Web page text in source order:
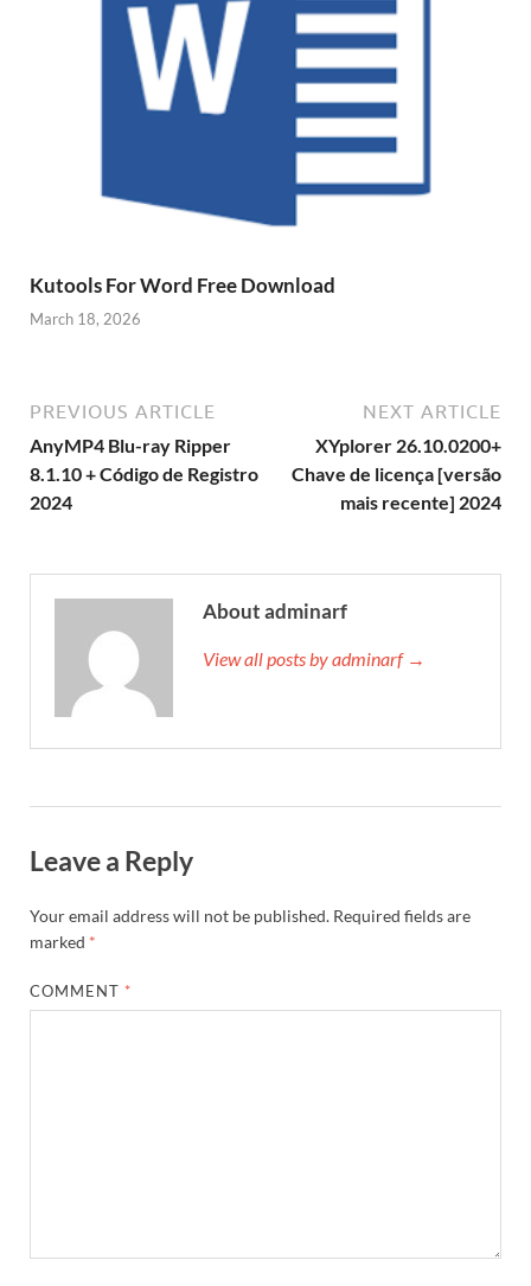
Kutools For Word Free Download
March 18, 2026
PREVIOUS ARTICLE
AnyMP4 Blu-ray Ripper
8.1.10 + Código de Registro
2024
NEXT ARTICLE
XYplorer 26.10.0200+
Chave de licença [versão
mais recente] 2024
About adminarf
View all posts by adminarf →
Leave a Reply
Your email address will not be published. Required fields are
marked *
COMMENT *